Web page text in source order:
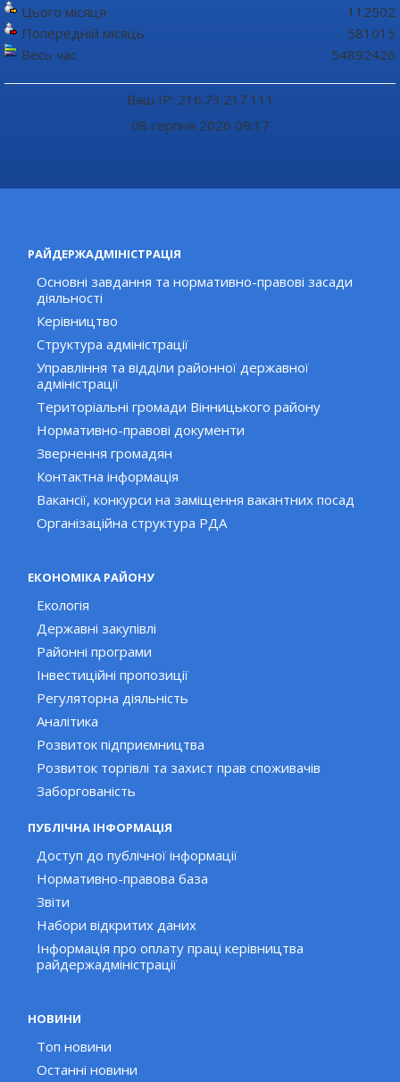
Цього місяця
Попередній місяць
Весь час
112502
581015
54892426
Ваш IP: 216.73.217.111
08 серпня 2026 09:17
РАЙДЕРЖАДМІНІСТРАЦІЯ
Основні завдання та нормативно-правові засади
діяльності
Керівництво
Структура адміністрації
Управління та відділи районної державної
адміністрації
Територіальні громади Вінницького району
Нормативно-правові документи
Звернення громадян
Контактна інформація
Вакансії, конкурси на заміщення вакантних посад
Організаційна структура РДА
ЕКОНОМІКА РАЙОНУ
Екологія
Державні закупівлі
Районні програми
Інвестиційні пропозиції
Регуляторна діяльність
Аналітика
Розвиток підприємництва
Розвиток торгівлі та захист прав споживачів
Заборгованість
ПУБЛІЧНА ІНФОРМАЦІЯ
Доступ до публічної інформації
Нормативно-правова база
Звіти
Набори відкритих даних
Інформація про оплату праці керівництва
райдержадміністрації
НОВИНИ
Топ новини
Останні новини